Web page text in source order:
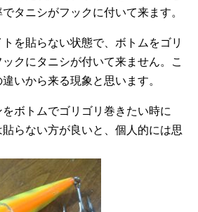
タニシがフックに付いて来ます。
を貼らない状態で、ボトムをゴリ
クにタニシが付いて来ません。こ
いから来る現象と思います。
ボトムでゴリゴリ巻きたい時に
らない方が良いと、個人的には思